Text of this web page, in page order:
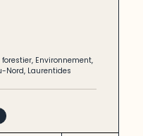
forestier, Environnement,
Nord, Laurentides